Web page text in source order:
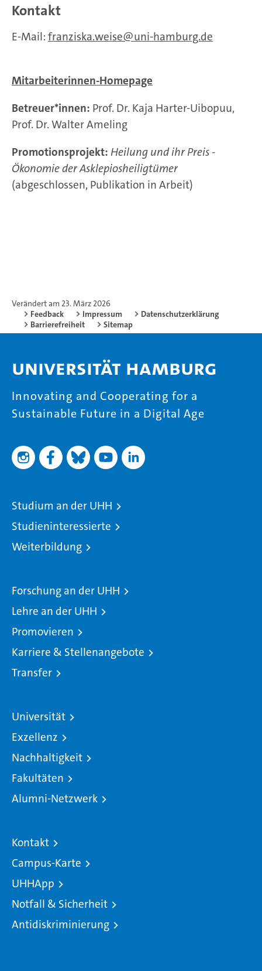
Kontakt
E-Mail: franziska.weise uni-hamburg.de
Mitarbeiterinnen-Homepage
Betreuer*innen: Prof. Dr. Kaja Harter-Uibopuu,
Prof. Dr. Walter Ameling
Promotionsprojekt: Heilung und ihr Preis -
Ökonomie der Asklepiosheiligtümer
(abgeschlossen, Publikation in Arbeit)
Verändert am 23. März 2026
Feedback
Impressum
Datenschutzerklärung
Barrierefreiheit
Sitemap
Universität Hamburg
Innovating and Cooperating for a
Sustainable Future in a Digital Age
Studium an der UHH
Studieninteressierte
Weiterbildung
Forschung an der UHH
Lehre an der UHH
Promovieren
Karriere & Stellenangebote
Transfer
Universität
Exzellenz
Nachhaltigkeit
Fakultäten
Alumni-Netzwerk
Kontakt
Campus-Karte
UHHApp
Notfall & Sicherheit
Antidiskriminierung